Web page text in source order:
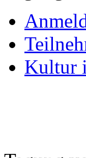
Kultur